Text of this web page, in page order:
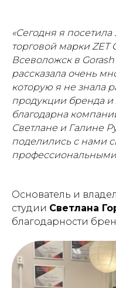
«Сегодня я
торговой марки ZET
Всеволожск в
рассказала очень
которую я не знала
продукции бренда
благодарна
Светлане и Галине
поделились с нами
Основатель и
студии Светлана
благодарности